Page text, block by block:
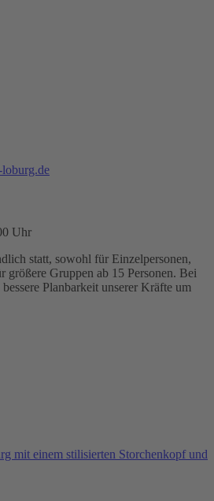
Uhr
statt, sowohl für Einzelpersonen,
größere Gruppen ab 15 Personen. Bei
Planbarkeit unserer Kräfte um